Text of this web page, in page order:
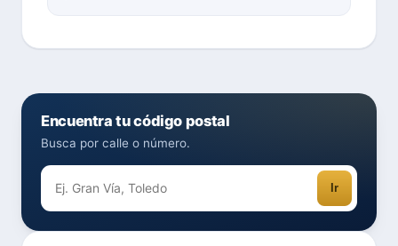
Encuentra tu código postal
Busca por calle o número.
Ir